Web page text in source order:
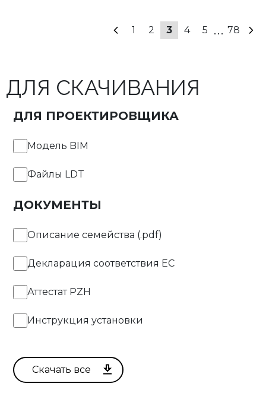
10fT
11fT
12fT
13fT
14fT
1 2 3 4 5 ... 78
ДЛЯ СКАЧИВАНИЯ
ДЛЯ ПРОЕКТИРОВЩИКА
Модель BIM
Файлы LDT
ДОКУМЕНТЫ
Описание семейства (.pdf)
Декларация соответствия EC
Аттестат PZH
Инструкция установки